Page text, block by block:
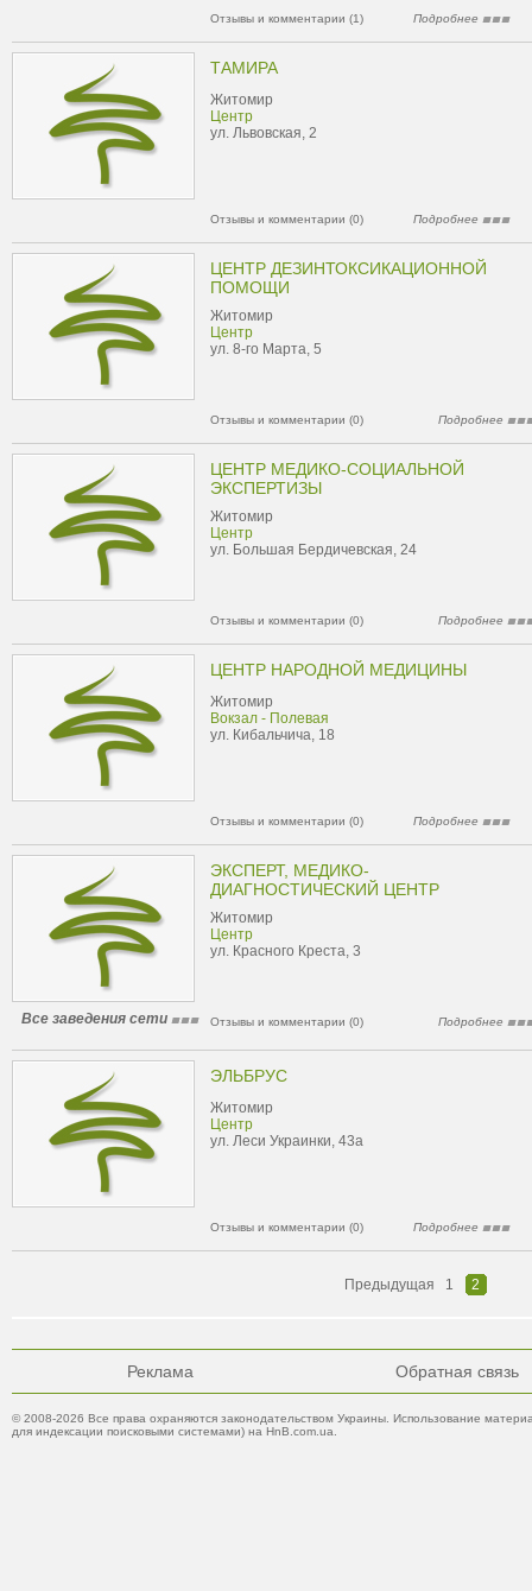
Отзывы и комментарии (1) Подробнее
ТАМИРА
Житомир
Центр
ул. Львовская, 2
Отзывы и комментарии (0) Подробнее
ЦЕНТР ДЕЗИНТОКСИКАЦИОННОЙ
ПОМОЩИ
Житомир
Центр
ул. 8-го Марта, 5
Отзывы и комментарии (0) Подробнее
ЦЕНТР МЕДИКО-СОЦИАЛЬНОЙ
ЭКСПЕРТИЗЫ
Житомир
Центр
ул. Большая Бердичевская, 24
Отзывы и комментарии (0) Подробнее
ЦЕНТР НАРОДНОЙ МЕДИЦИНЫ
Житомир
Вокзал - Полевая
ул. Кибальчича, 18
Отзывы и комментарии (0) Подробнее
ЭКСПЕРТ, МЕДИКО-
ДИАГНОСТИЧЕСКИЙ ЦЕНТР
Житомир
Центр
ул. Красного Креста, 3
Все заведения сети Отзывы и комментарии (0) Подробнее
ЭЛЬБРУС
Житомир
Центр
ул. Леси Украинки, 43а
Отзывы и комментарии (0) Подробнее
Предыдущая 1 2
Реклама Обратная связь
© 2008-2026 Все права охраняются законодательством Украины. Использование
для индексации поисковыми системами) на HnB.com.ua.